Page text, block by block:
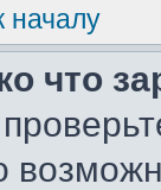
началу
что